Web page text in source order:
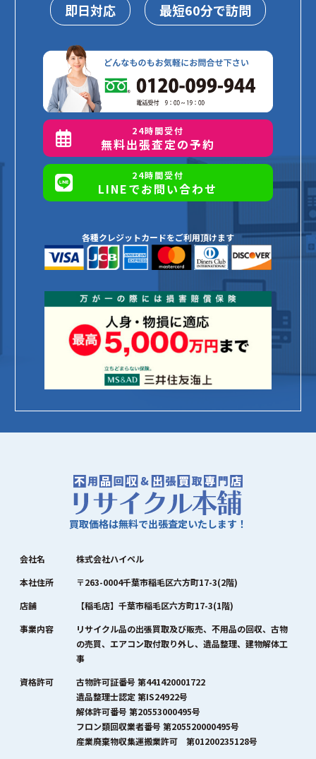
即日対応
最短60分で訪問
24時間受付
無料出張査定の予約
24時間受付
LINEでお問い合わせ
各種クレジットカードをご利用頂けます
買取価格は無料で出張査定いたします！
会社名
株式会社ハイペル
本社住所
〒263-0004千葉市稲毛区六方町17-3(2階)
店舗
【稲毛店】千葉市稲毛区六方町17-3(1階)
事業内容
リサイクル品の出張買取及び販売、不用品の回収、古物
の売買、エアコン取付取り外し、遺品整理、建物解体工
事
資格許可
古物許可証番号 第441420001722
遺品整理士認定 第IS24922号
解体許可番号 第20553000495号
フロン類回収業者番号 第205520000495号
産業廃棄物収集運搬業許可 第01200235128号